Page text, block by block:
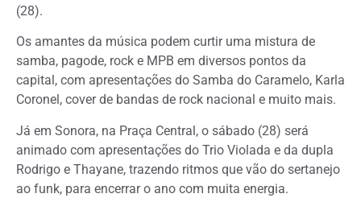
(28).
Os amantes da música podem curtir uma mistura de
samba, pagode, rock e MPB em diversos pontos da
capital, com apresentações do Samba do Caramelo, Karla
Coronel, cover de bandas de rock nacional e muito mais.
Já em Sonora, na Praça Central, o sábado (28) será
animado com apresentações do Trio Violada e da dupla
Rodrigo e Thayane, trazendo ritmos que vão do sertanejo
ao funk, para encerrar o ano com muita energia.